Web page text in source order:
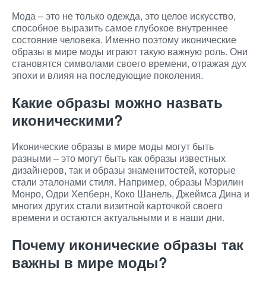
Мода – это не только одежда, это целое искусство,
способное выразить самое глубокое внутреннее
состояние человека. Именно поэтому иконические
образы в мире моды играют такую важную роль. Они
становятся символами своего времени, отражая дух
эпохи и влияя на последующие поколения.
Какие образы можно назвать
иконическими?
Иконические образы в мире моды могут быть
разными – это могут быть как образы известных
дизайнеров, так и образы знаменитостей, которые
стали эталонами стиля. Например, образы Мэрилин
Монро, Одри Хепберн, Коко Шанель, Джеймса Дина и
многих других стали визитной карточкой своего
времени и остаются актуальными и в наши дни.
Почему иконические образы так
важны в мире моды?